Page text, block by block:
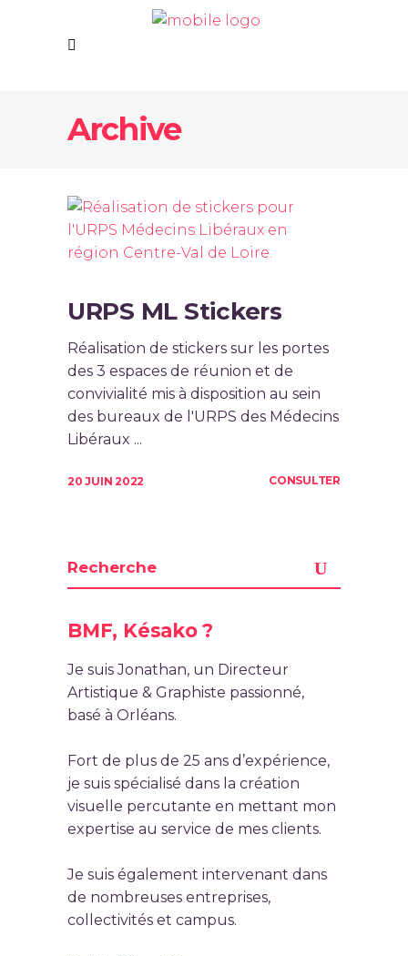
Archive
URPS ML Stickers
Réalisation de stickers sur les portes
des 3 espaces de réunion et de
convivialité mis à disposition au sein
des bureaux de l'URPS des Médecins
Libéraux ...
20 JUIN 2022 CONSULTER
BMF, Késako ?
Je suis Jonathan, un Directeur
Artistique & Graphiste passionné,
basé à Orléans.
Fort de plus de 25 ans d’expérience,
je suis spécialisé dans la création
visuelle percutante en mettant mon
expertise au service de mes clients.
Je suis également intervenant dans
de nombreuses entreprises,
collectivités et campus.